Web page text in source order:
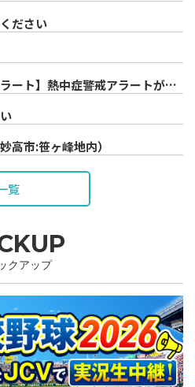
ださい
ート】熱中症警戒アラートが発
高市:笹ヶ峰地内）
覧
クアップ